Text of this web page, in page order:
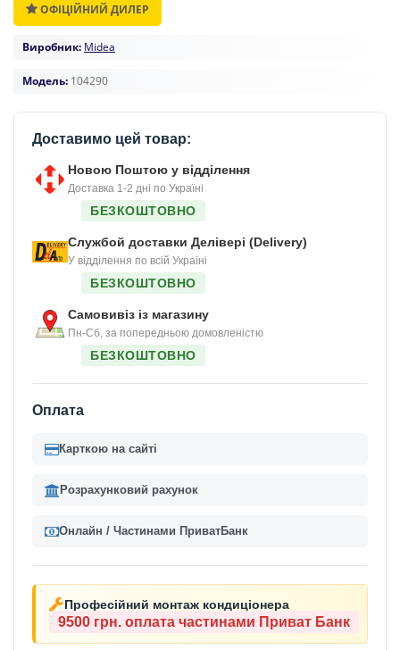
ОФІЦІЙНИЙ ДИЛЕР
Виробник: Midea
Модель: 104290
Доставимо цей товар:
Новою Поштою у відділення
Доставка 1-2 дні по Україні
БЕЗКОШТОВНО
Службой доставки Делівері (Delivery)
У відділення по всій Україні
БЕЗКОШТОВНО
Самовивіз із магазину
Пн-Сб, за попередньою домовленістю
БЕЗКОШТОВНО
Оплата
Карткою на сайті
Розрахунковий рахунок
Онлайн / Частинами ПриватБанк
Професійний монтаж кондиціонера
9500 грн. оплата частинами Приват Банк